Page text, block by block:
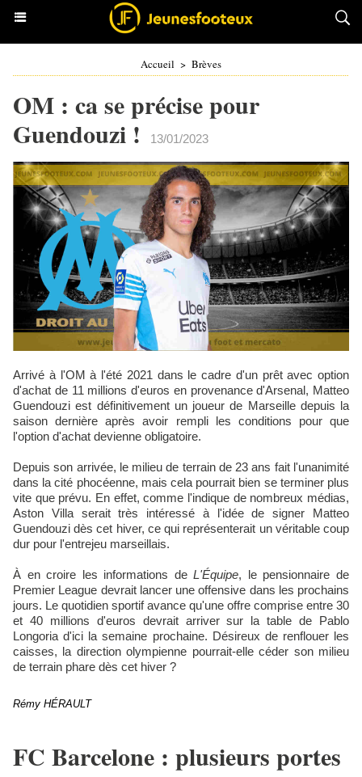
Accueil > Brèves
OM : ca se précise pour
Guendouzi !
13/01/2023
Arrivé à l'OM à l'été 2021 dans le cadre d'un prêt avec option
d'achat de 11 millions d'euros en provenance d'Arsenal, Matteo
Guendouzi est définitivement un joueur de Marseille depuis la
saison dernière après avoir rempli les conditions pour que
l'option d'achat devienne obligatoire.
Depuis son arrivée, le milieu de terrain de 23 ans fait l'unanimité
dans la cité phocéenne, mais cela pourrait bien se terminer plus
vite que prévu. En effet, comme l'indique de nombreux médias,
Aston Villa serait très intéressé à l'idée de signer Matteo
Guendouzi dès cet hiver, ce qui représenterait un véritable coup
dur pour l'entrejeu marseillais.
À en croire les informations deL'Équipe, le pensionnaire de
Premier League devrait lancer une offensive dans les prochains
jours. Le quotidien sportif avance qu'une offre comprise entre 30
et 40 millions d'euros devrait arriver sur la table de Pablo
Longoria d'ici la semaine prochaine. Désireux de renflouer les
caisses, la direction olympienne pourrait-elle céder son milieu
de terrain phare dès cet hiver ?
Rémy HÉRAULT
FC Barcelone : plusieurs portes